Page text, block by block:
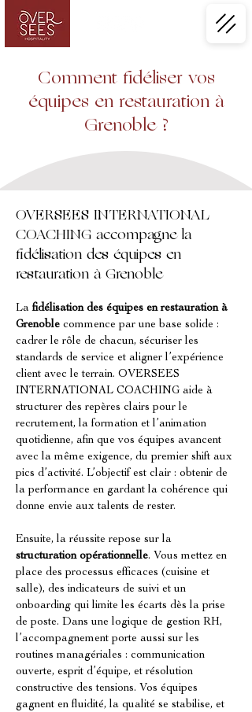
Comment fidéliser vos
équipes en restauration à
Grenoble ?
OVERSEES INTERNATIONAL
COACHING accompagne la
fidélisation des équipes en
restauration à Grenoble
La fidélisation des équipes en restauration à
Grenoble commence par une base solide :
cadrer le rôle de chacun, sécuriser les
standards de service et aligner l’expérience
client avec le terrain. OVERSEES
INTERNATIONAL COACHING aide à
structurer des repères clairs pour le
recrutement, la formation et l’animation
quotidienne, afin que vos équipes avancent
avec la même exigence, du premier shift aux
pics d’activité. L’objectif est clair : obtenir de
la performance en gardant la cohérence qui
donne envie aux talents de rester.
Ensuite, la réussite repose sur la
structuration opérationnelle. Vous mettez en
place des processus efficaces (cuisine et
salle), des indicateurs de suivi et un
onboarding qui limite les écarts dès la prise
de poste. Dans une logique de gestion RH,
l’accompagnement porte aussi sur les
routines managériales : communication
ouverte, esprit d’équipe, et résolution
constructive des tensions. Vos équipes
gagnent en fluidité, la qualité se stabilise, et